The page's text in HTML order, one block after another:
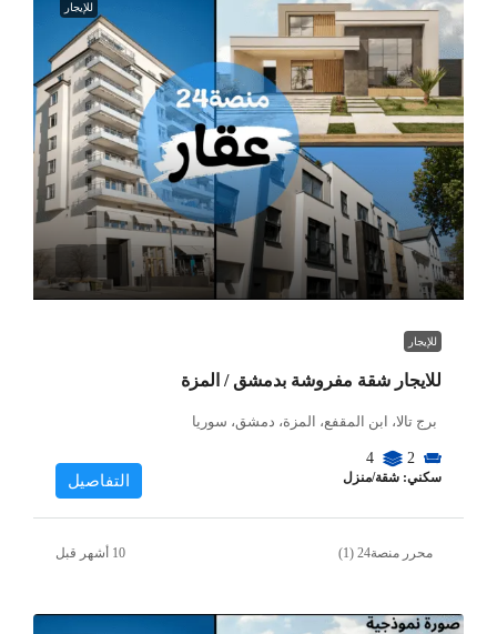
للإيجار
للإيجار
للايجار شقة مفروشة بدمشق / المزة
برج تالا، ابن المقفع، المزة، دمشق، سوريا
2
4
سكني: شقة/منزل التفاصيل
محرر منصة24 (1)